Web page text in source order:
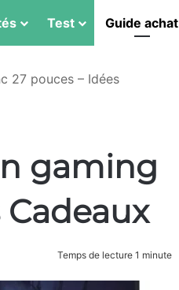
Test Guide achat
27 pouces – Idées
gaming
Cadeaux
Temps de lecture 1 minute